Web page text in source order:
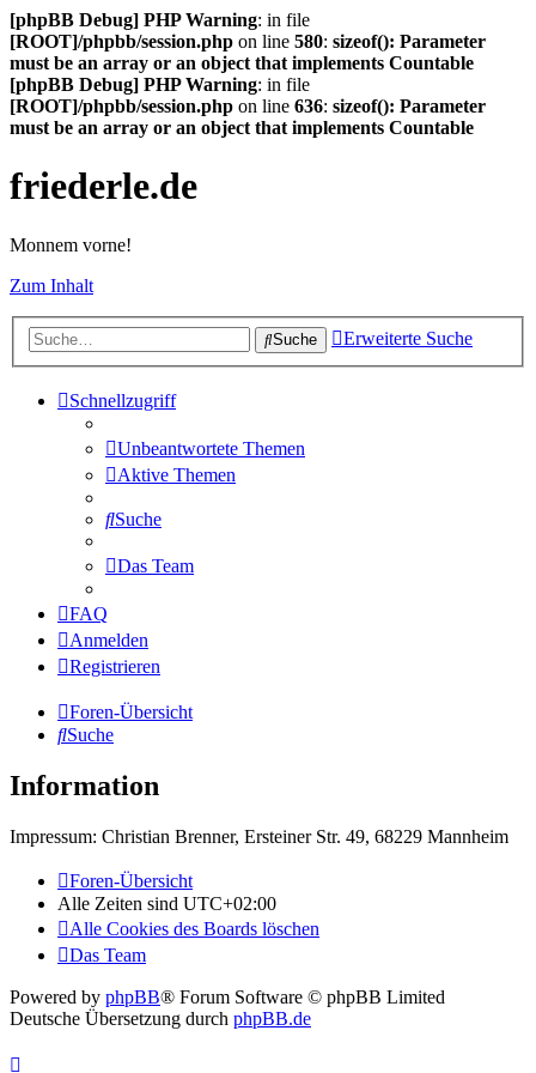
[phpBB Debug] PHP Warning: in file
[ROOT]/phpbb/session.php on line 580: sizeof(): Parameter
must be an array or an object that implements Countable
[phpBB Debug] PHP Warning: in file
[ROOT]/phpbb/session.php on line 636: sizeof(): Parameter
must be an array or an object that implements Countable
friederle.de
Monnem vorne!
Zum Inhalt
Suche Erweiterte Suche
Schnellzugriff
Unbeantwortete Themen
Aktive Themen
Suche
Das Team
FAQ
Anmelden
Registrieren
Foren-Übersicht
Suche
Information
Impressum: Christian Brenner, Ersteiner Str. 49, 68229 Mannheim
Foren-Übersicht
Alle Zeiten sind UTC+02:00
Alle Cookies des Boards löschen
Das Team
Powered by phpBB® Forum Software © phpBB Limited
Deutsche Übersetzung durch phpBB.de